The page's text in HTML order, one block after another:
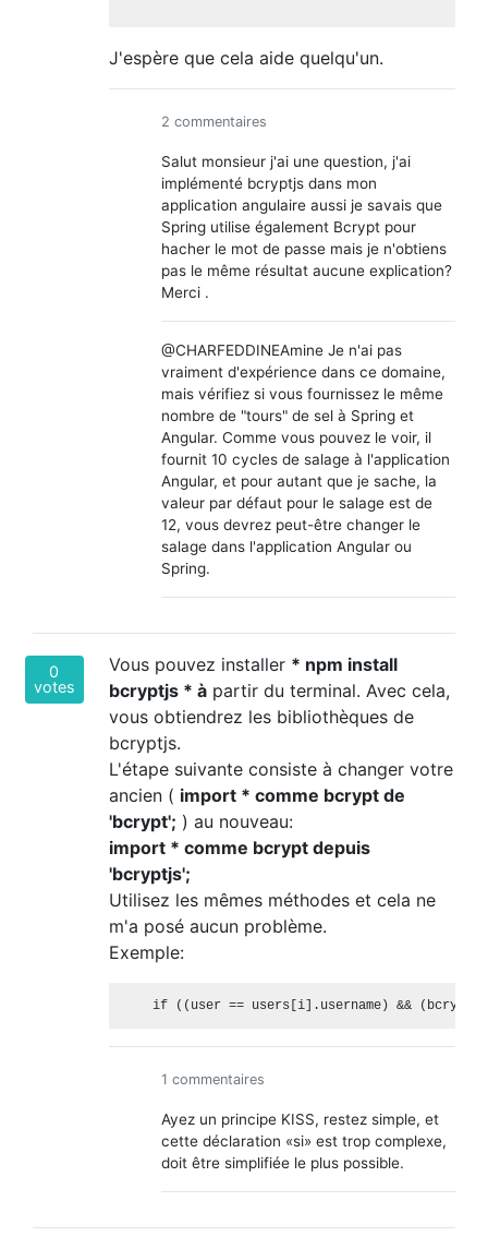
J'espère que cela aide quelqu'un.
2 commentaires
Salut monsieur j'ai une question, j'ai
implémenté bcryptjs dans mon
application angulaire aussi je savais que
Spring utilise également Bcrypt pour
hacher le mot de passe mais je n'obtiens
pas le même résultat aucune explication?
Merci .
@CHARFEDDINEAmine Je n'ai pas
vraiment d'expérience dans ce domaine,
mais vérifiez si vous fournissez le même
nombre de "tours" de sel à Spring et
Angular. Comme vous pouvez le voir, il
fournit 10 cycles de salage à l'application
Angular, et pour autant que je sache, la
valeur par défaut pour le salage est de
12, vous devrez peut-être changer le
salage dans l'application Angular ou
Spring.
0
votes
Vous pouvez installer * npm install
bcryptjs * àpartir du terminal. Avec cela,
vous obtiendrez les bibliothèques de
bcryptjs.
L'étape suivante consiste à changer votre
ancien ( import * comme bcrypt de
'bcrypt'; ) au nouveau:
import * comme bcrypt depuis
'bcryptjs';
Utilisez les mêmes méthodes et cela ne
m'a posé aucun problème.
Exemple:
1 commentaires
Ayez un principe KISS, restez simple, et
cette déclaration «si» est trop complexe,
doit être simplifiée le plus possible.